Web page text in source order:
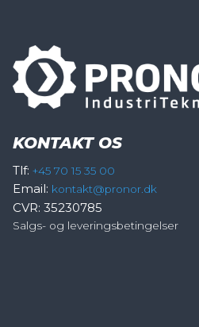
KONTAKT OS
Tlf: +45 70 15 35 00
Email: kontakt@pronor.dk
CVR: 35230785
Salgs- og leveringsbetingelser